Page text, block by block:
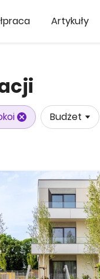
Artykuły
Budżet